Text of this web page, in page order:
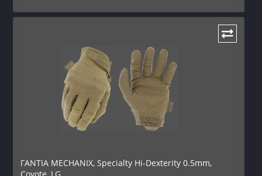
ΓΑΝΤΙΑ MECHANIX, Specialty Hi-Dexterity 0.5mm,